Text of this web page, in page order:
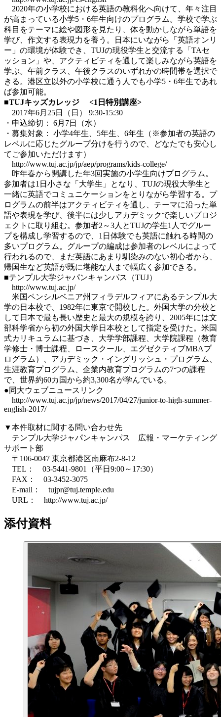
2020年の小学校における英語の教科化へ向けて、年々注目
が高まっている小学5・6年生向けのプログラム。学校で学ぶ
科目をテーマに絵や図形を見たり、体を動かしながら単語を
学び、作文する表現力を養う。日本にいながら「英語オンリ
ー」の環境が体験でき、TUJの現役学生と交流する「TAセ
ッション」や、アクティビティを通して楽しみながら英語を
学ぶ。午前クラス、午後クラスのいずれかの時間帯を選択で
きる。港区立以外の小学校に通う人でも小学5・6年生であれ
ば参加可能。
■TUJキッズカレッジ <1日特別講座>
2017年6月25日（日） 9:30-15:30
・申込締切： 6月7日（水）
・募集対象： 小学4年生、5年生、6年生（※参加者の英語の
レベルに応じたグループ分けを行うので、どなたでも安心し
てご参加いただけます）
http://www.tuj.ac.jp/jp/aep/programs/kids-college/
昨年春から開講した年3回実施の小学生向けプログラム。
参加者は1日小さな「大学生」となり、TUJの現役大学生と
一緒に英語でコミュニケーションをとりながら学習する。プ
ログラムの前半はアクティビティを通し、テーマに沿った単
語や表現を学び、後半には少しアカデミックで楽しいプロジ
ェクトに取り組む。参加者2～3人とTUJの学生1人でグルー
プを構成し学習するので、1日体験でも英語に触れる時間の
多いプログラム。グループの編成は参加者のレベルによって
行われるので、まだ英語にあまり馴染みのない初心者から、
帰国生など英語が既に堪能な人まで幅広く参加できる。
■テンプル大学ジャパンキャンパス（TUJ）
http://www.tuj.ac.jp/
米国ペンシルベニア州フィラデルフィアにあるテンプル大
学の日本校で、1982年に東京で開校した。外国大学の分校と
して日本で最も長い歴史と最大の規模を誇り、2005年には文
部科学省から初の外国大学日本校として指定を受けた。米国
式カリキュラムに基づき、大学学部課程、大学院課程（教育
学修士・博士課程、ロースクール、エグゼクティブMBAプ
ログラム）、アカデミック・イングリッシュ・プログラム、
生涯教育プログラム、企業内教育プログラムの7つの課程
で、世界約60カ国から約3,300名が学んでいる。
●同大ウェブニュースリンク
http://www.tuj.ac.jp/jp/news/2017/04/27/junior-to-high-summer-
english-2017/
▼本件取材に関する問い合わせ先
テンプル大学ジャパンキャンパス 広報・マーケティング
サポート部
〒106-0047 東京都港区南麻布2-8-12
TEL： 03-5441-9801（平日9:00～17:30）
FAX： 03-3452-3075
E-mail： tujpr@tuj.temple.edu
URL： http://www.tuj.ac.jp/
添付資料